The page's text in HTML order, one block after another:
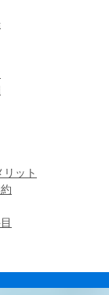
ット